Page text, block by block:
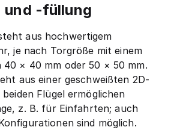
und -füllung
aus hochwertigem
je nach Torgröße mit einem
× 40 mm oder 50 × 50 mm.
aus einer geschweißten 2D-
Flügel ermöglichen
z. B. für Einfahrten; auch
sind möglich.